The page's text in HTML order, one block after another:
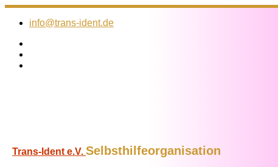
Zum
Inhalt
info@trans-ident.de
Trans-Ident e.V. Selbsthilfeorganisation